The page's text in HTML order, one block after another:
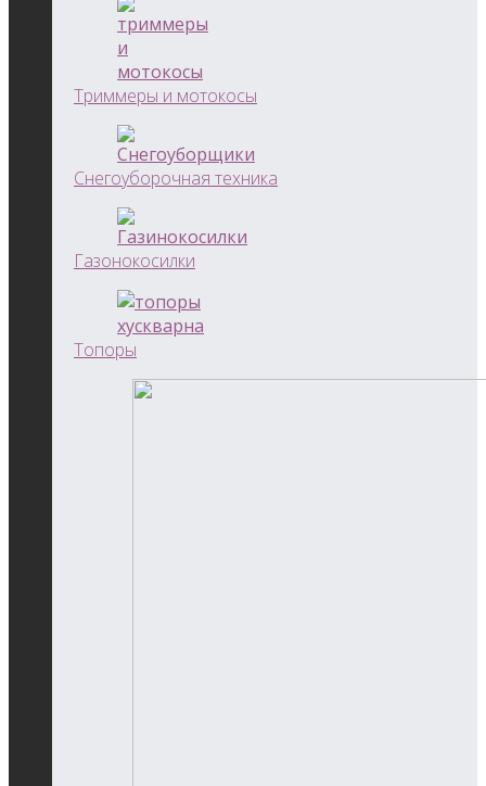
Триммеры и мотокосы
Снегоуборочная техника
Газонокосилки
Топоры